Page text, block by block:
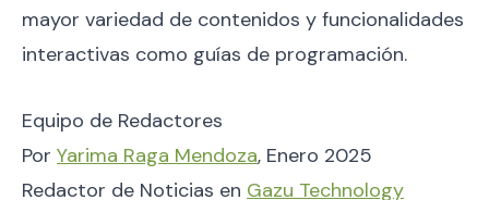
mayor variedad de contenidos y funcionalidades
interactivas como guías de programación.
Equipo de Redactores
Por Yarima Raga Mendoza, Enero 2025
Redactor de Noticias en Gazu Technology